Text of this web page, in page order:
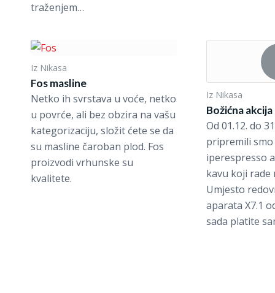
traženjem…
Iz Nikasa
Fos masline
Netko ih svrstava u voće, netko
u povrće, ali bez obzira na vašu
kategorizaciju, složit ćete se da
su masline čaroban plod. Fos
proizvodi vrhunske su
kvalitete.
Iz Nikasa
Božićna akcija
Od 01.12. do
pripremili smo
iperespresso
kavu koji rade
Umjesto
aparata X7.1
sada platite